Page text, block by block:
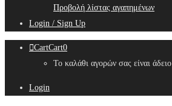
Προβολή λίστας αγαπημένων
Login / Sign Up
CartCart0
Το καλάθι αγορών σας είναι άδειο
Login